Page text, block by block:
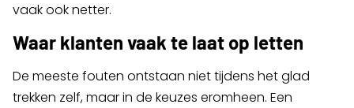
vaak ook netter.
Waar klanten vaak te laat op letten
De meeste fouten ontstaan niet tijdens het glad
trekken zelf, maar in de keuzes eromheen. Een